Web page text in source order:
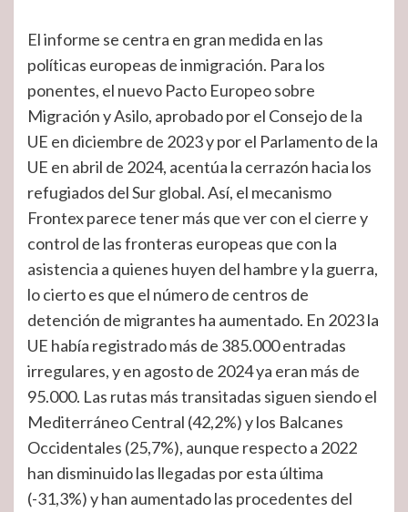
El informe se centra en gran medida en las
políticas europeas de inmigración. Para los
ponentes, el nuevo Pacto Europeo sobre
Migración y Asilo, aprobado por el Consejo de la
UE en diciembre de 2023 y por el Parlamento de la
UE en abril de 2024, acentúa la cerrazón hacia los
refugiados del Sur global. Así, el mecanismo
Frontex parece tener más que ver con el cierre y
control de las fronteras europeas que con la
asistencia a quienes huyen del hambre y la guerra,
lo cierto es que el número de centros de
detención de migrantes ha aumentado. En 2023 la
UE había registrado más de 385.000 entradas
irregulares, y en agosto de 2024 ya eran más de
95.000. Las rutas más transitadas siguen siendo el
Mediterráneo Central (42,2%) y los Balcanes
Occidentales (25,7%), aunque respecto a 2022
han disminuido las llegadas por esta última
(-31,3%) y han aumentado las procedentes del